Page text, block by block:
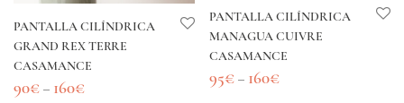
PANTALLA CILÍNDRICA
GRAND REX TERRE
CASAMANCE
90€ – 160€
PANTALLA CILÍNDRICA
MANAGUA CUIVRE
CASAMANCE
95€ – 160€